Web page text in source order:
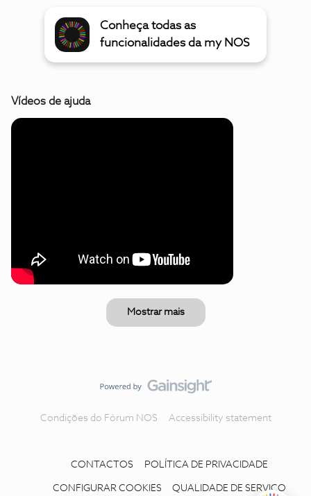
Conheça todas as
funcionalidades da my NOS
Vídeos de ajuda
Mostrar mais
Condições do Fórum NOS Accessibility statement
CONTACTOS POLÍTICA DE PRIVACIDADE
CONFIGURAR COOKIES QUALIDADE DE SERVIÇO